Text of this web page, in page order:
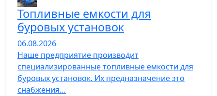
Топливные емкости для
буровых установок
06.08.2026
Наше предприятие производит
специализированные топливные емкости для
буровых установок. Их предназначение это
снабжения…